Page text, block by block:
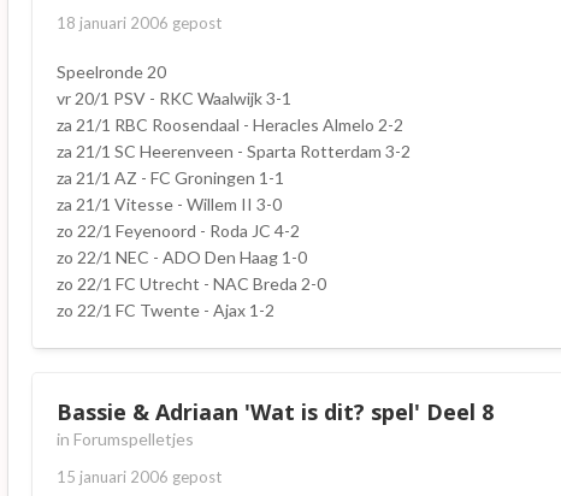
18 januari 2006 gepost
Speelronde 20
vr 20/1 PSV - RKC Waalwijk 3-1
za 21/1 RBC Roosendaal - Heracles Almelo 2-2
za 21/1 SC Heerenveen - Sparta Rotterdam 3-2
za 21/1 AZ - FC Groningen 1-1
za 21/1 Vitesse - Willem II 3-0
zo 22/1 Feyenoord - Roda JC 4-2
zo 22/1 NEC - ADO Den Haag 1-0
zo 22/1 FC Utrecht - NAC Breda 2-0
zo 22/1 FC Twente - Ajax 1-2
Bassie & Adriaan 'Wat is dit? spel' Deel 8
in Forumspelletjes
15 januari 2006 gepost